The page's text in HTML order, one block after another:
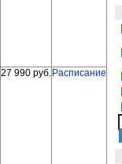
27 990 руб. Расписание